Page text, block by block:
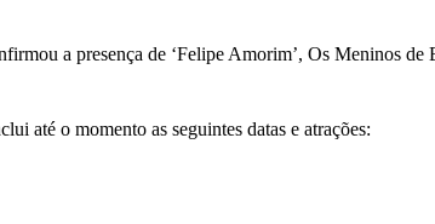
a presença de ‘Felipe Amorim’, Os Meninos
até o momento as seguintes datas e atrações: